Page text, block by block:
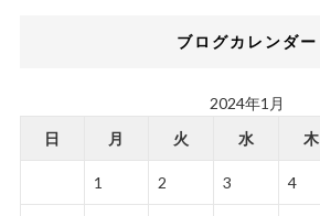
ブログカレンダー
2024年1月
日
月 火 水 木
1 2 3 4